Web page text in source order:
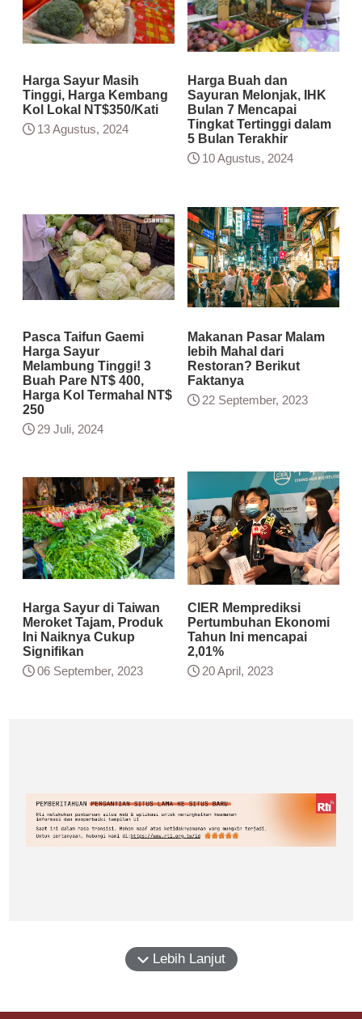
Harga Sayur Masih
Tinggi, Harga Kembang
Kol Lokal NT$350/Kati
13 Agustus, 2024
Harga Buah dan
Sayuran Melonjak, IHK
Bulan 7 Mencapai
Tingkat Tertinggi dalam
5 Bulan Terakhir
10 Agustus, 2024
Pasca Taifun Gaemi
Harga Sayur
Melambung Tinggi! 3
Buah Pare NT$ 400,
Harga Kol Termahal NT$
250
29 Juli, 2024
Makanan Pasar Malam
lebih Mahal dari
Restoran? Berikut
Faktanya
22 September, 2023
Harga Sayur di Taiwan
Meroket Tajam, Produk
Ini Naiknya Cukup
Signifikan
06 September, 2023
CIER Memprediksi
Pertumbuhan Ekonomi
Tahun Ini mencapai
2,01%
20 April, 2023
Lebih Lanjut